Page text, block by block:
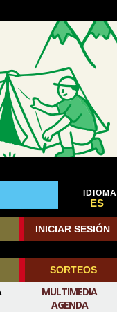
IDIOMA
ES
INICIAR SESIÓN
SORTEOS
MULTIMEDIA
AGENDA